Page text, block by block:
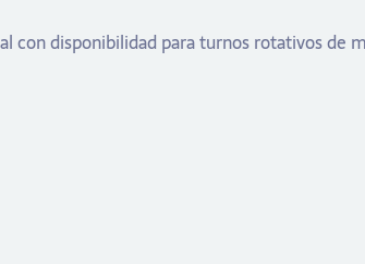
disponibilidad para turnos rotativos de